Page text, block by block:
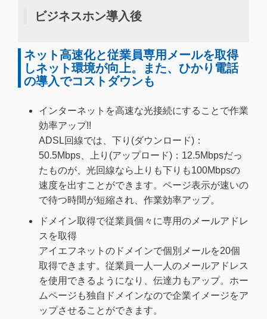
ビジネスホン導入後
ネット高速化と従業員専用メールを取得
しネット環境が向上。また、ひかり電話
の導入でコストダウンも
インターネットを高速な光接続にすることで作業
効率アップ!!
ADSL回線では、下り(ダウンロード)：
50.5Mbps、上り(アップロード)：12.5Mbpsだっ
たものが、光回線なら上りも下りも100Mbpsの
速度を出すことができます。ページ表示が速いの
で待つ時間が短縮され、作業効率アップ。
ドメイン取得で従業員個々に専用のメールアドレ
スを取得
アイエフネットのドメインで個別メールを20個
取得できます。従業員一人一人のメールアドレス
を使用できるようになり、伝達力もアップ。ホー
ムページも独自ドメインなので企業イメージをア
ップさせることができます。